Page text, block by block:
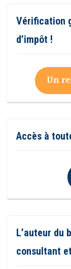
Vérification
d’impôt !
Un
Accès à
L’auteur du
consultant